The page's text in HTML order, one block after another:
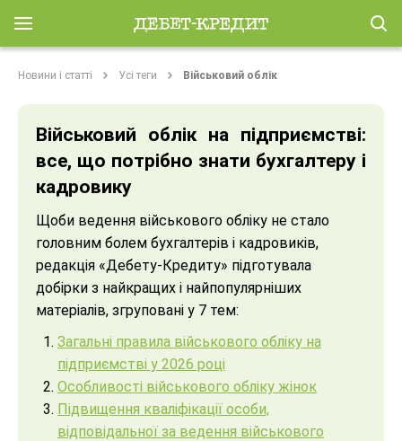
Новини і статті Усі теги Військовий облік
Військовий облік на підприємстві:
все, що потрібно знати бухгалтеру і
кадровику
Щоби ведення військового обліку не стало
головним болем бухгалтерів і кадровиків,
редакція «Дебету-Кредиту» підготувала
добірки з найкращих і найпопулярніших
матеріалів, згруповані у 7 тем:
Загальні правила військового обліку на
підприємстві у 2026 році
Особливості військового обліку жінок
Підвищення кваліфікації особи,
відповідальної за ведення військового